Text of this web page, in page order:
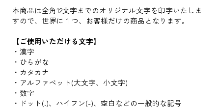
本商品は全角12文字までのオリジナル文字を印字いたしま
すので、世界に１つ、お客様だけの商品となります。
【ご使用いただける文字】
・漢字
・ひらがな
・カタカナ
・アルファベット(大文字、小文字)
・数字
・ドット(.)、ハイフン(-)、空白などの一般的な記号